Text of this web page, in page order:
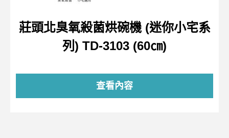
莊頭北臭氧殺菌烘碗機 (迷你小宅系
列) TD-3103 (60㎝)
查看內容